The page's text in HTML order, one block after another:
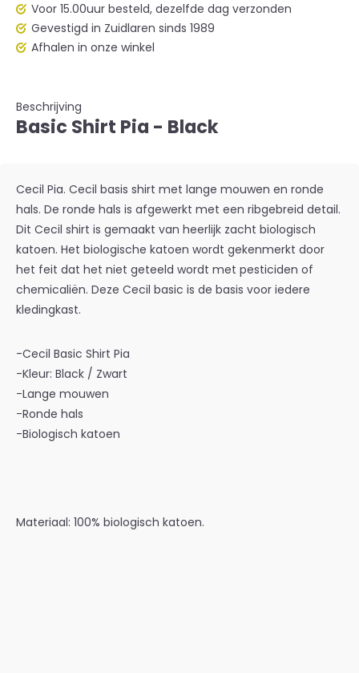
Voor 15.00uur besteld, dezelfde dag verzonden
Gevestigd in Zuidlaren sinds 1989
Afhalen in onze winkel
Beschrijving
Basic Shirt Pia - Black
Cecil Pia. Cecil basis shirt met lange mouwen en ronde
hals. De ronde hals is afgewerkt met een ribgebreid detail.
Dit Cecil shirt is gemaakt van heerlijk zacht biologisch
katoen. Het biologische katoen wordt gekenmerkt door
het feit dat het niet geteeld wordt met pesticiden of
chemicaliën. Deze Cecil basic is de basis voor iedere
kledingkast.
-Cecil Basic Shirt Pia
-Kleur: Black / Zwart
-Lange mouwen
-Ronde hals
-Biologisch katoen
Materiaal: 100% biologisch katoen.